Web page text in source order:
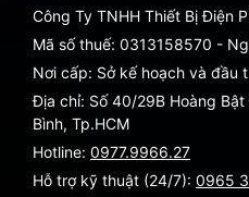
Công Ty TNHH Thiết Bị Điện
Mã số thuế: 0313158570 -
Nơi cấp: Sở kế hoạch và đầu
Địa chỉ: Số 40/29B Hoàng
Bình, Tp.HCM
Hotline: 0977.9966.27
Hỗ trợ kỹ thuật (24/7): 0965